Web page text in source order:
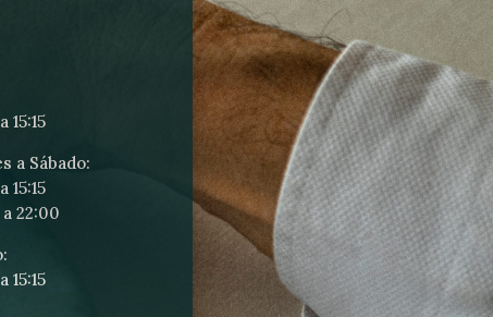
15:15
a Sábado:
15:15
22:00
15:15